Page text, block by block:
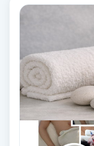
Hot Stone Massage
Hudföryngring
Huduppstramning
Hudvård